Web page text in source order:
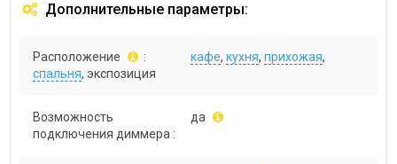
Дополнительные параметры:
Расположение : кафе,кухня,прихожая,
спальня, экспозиция
Возможность
подключения диммера :
да